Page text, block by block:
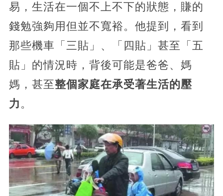
易，生活在一個不上不下的狀態，賺的
錢勉強夠用但並不寬裕。他提到，看到
那些機車「三貼」、「四貼」甚至「五
貼」的情況時，背後可能是爸爸、媽
媽，甚至整個家庭在承受著生活的壓
力 。